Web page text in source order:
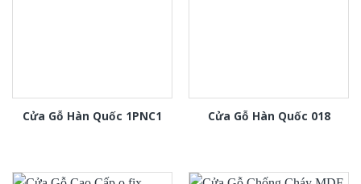
Cửa Gỗ Hàn Quốc 1PNC1 Cửa Gỗ Hàn Quốc 018